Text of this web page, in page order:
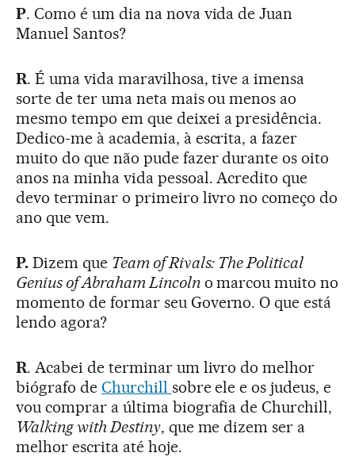
P. Como é um dia na nova vida de Juan
Manuel Santos?
R. É uma vida maravilhosa, tive a imensa
sorte de ter uma neta mais ou menos ao
mesmo tempo em que deixei a presidência.
Dedico-me à academia, à escrita, a fazer
muito do que não pude fazer durante os oito
anos na minha vida pessoal. Acredito que
devo terminar o primeiro livro no começo do
ano que vem.
P.Dizem que Team of Rivals: The Political
Genius of Abraham Lincolno marcou muito no
momento de formar seu Governo. O que está
lendo agora?
R. Acabei de terminar um livro do melhor
biógrafo de Churchill sobre ele e os judeus, e
vou comprar a última biografia de Churchill,
Walking with Destiny, que me dizem ser a
melhor escrita até hoje.